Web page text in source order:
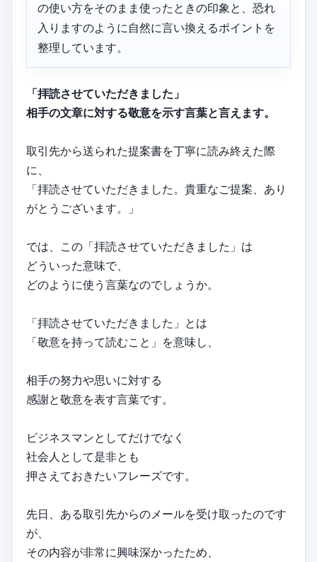
の使い方をそのまま使ったときの印象と、恐れ
入りますのように自然に言い換えるポイントを
整理しています。
「拝読させていただきました」
相手の文章に対する敬意を示す言葉と言えます。
取引先から送られた提案書を丁寧に読み終えた際
に、
「拝読させていただきました。貴重なご提案、あり
がとうございます。」
では、この「拝読させていただきました」は
どういった意味で、
どのように使う言葉なのでしょうか。
「拝読させていただきました」とは
「敬意を持って読むこと」を意味し、
相手の努力や思いに対する
感謝と敬意を表す言葉です。
ビジネスマンとしてだけでなく
社会人として是非とも
押さえておきたいフレーズです。
先日、ある取引先からのメールを受け取ったのです
が、
その内容が非常に興味深かったため、